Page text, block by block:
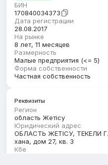
БИН
170840034373
Дата регистрации
28.08.2017
На рынке
8 лет, 11 месяцев
Размерность
Малые предприятия (<= 5)
Форма собственности
Частная собственность
Реквизиты
Регион
область Жетісу
Юридический адрес
ОБЛАСТЬ ЖЕТІСУ, ТЕКЕЛИ
хана, дом 27, кв. 3
Кбе